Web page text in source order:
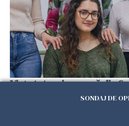
Viața tot mai scumpă din
planurile românilor. Mulți
SONDAJ DE